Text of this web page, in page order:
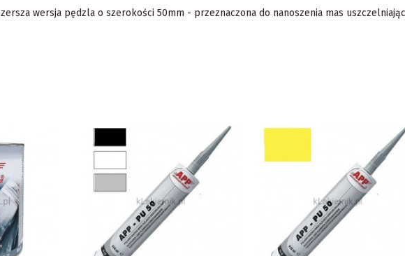
wersja pędzla o szerokości 50mm - przeznaczona do nanoszenia mas